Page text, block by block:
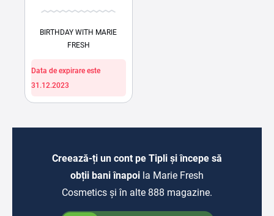
BIRTHDAY WITH MARIE
FRESH
Data de expirare este
31.12.2023
Creează-ți un cont pe Tipli și începe să
obții bani înapoi la Marie Fresh
Cosmetics și în alte 888 magazine.